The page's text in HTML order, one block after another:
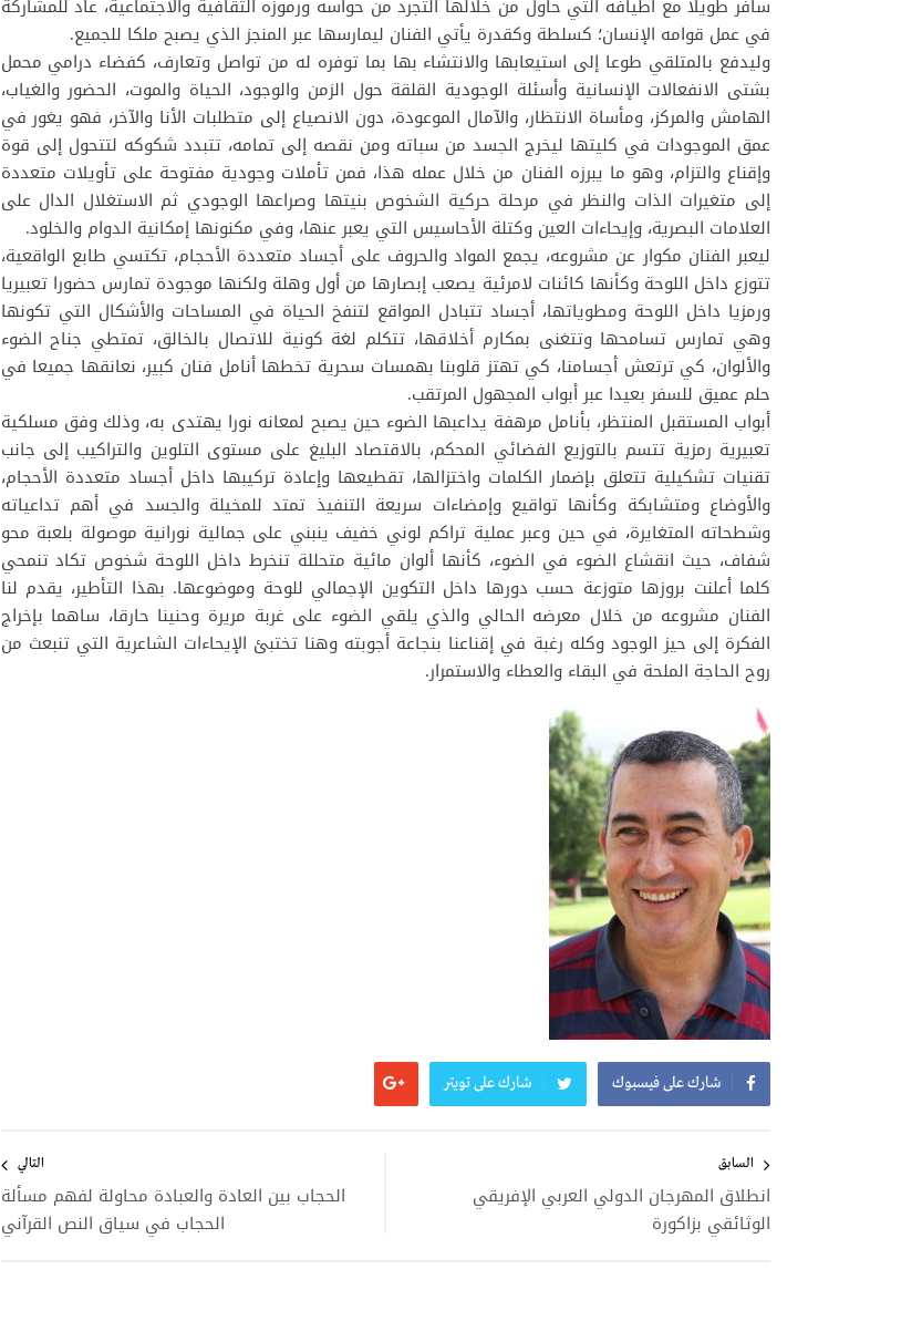
سافر طويلا مع أطيافه التي حاول من خلالها التجرد من حواسه ورموزه الثقافية والاجتماعية، عاد للمشاركة
في عمل قوامه الإنسان؛ كسلطة وكقدرة يأتي الفنان ليمارسها عبر المنجز الذي يصبح ملكا للجميع.
وليدفع بالمتلقي طوعا إلى استيعابها والانتشاء بها بما توفره له من تواصل وتعارف، كفضاء درامي محمل
بشتى الانفعالات الإنسانية وأسئلة الوجودية القلقة حول الزمن والوجود، الحياة والموت، الحضور والغياب،
الهامش والمركز، ومأساة الانتظار، والآمال الموعودة، دون الانصياع إلى متطلبات الأنا والآخر، فهو يغور في
عمق الموجودات في كليتها ليخرج الجسد من سباته ومن نقصه إلى تمامه، تتبدد شكوكه لتتحول إلى قوة
وإقناع والتزام، وهو ما يبرزه الفنان من خلال عمله هذا، فمن تأملات وجودية مفتوحة على تأويلات متعددة
إلى متغيرات الذات والنظر في مرحلة حركية الشخوص بنيتها وصراعها الوجودي ثم الاستغلال الدال على
العلامات البصرية، وإيحاءات العين وكتلة الأحاسيس التي يعبر عنها، وفي مكنونها إمكانية الدوام والخلود.
ليعبر الفنان مكوار عن مشروعه، يجمع المواد والحروف على أجساد متعددة الأحجام، تكتسي طابع الواقعية،
تتوزع داخل اللوحة وكأنها كائنات لامرئية يصعب إبصارها من أول وهلة ولكنها موجودة تمارس حضورا تعبيريا
ورمزيا داخل اللوحة ومطوياتها، أجساد تتبادل المواقع لتنفخ الحياة في المساحات والأشكال التي تكونها
وهي تمارس تسامحها وتتغنى بمكارم أخلاقها، تتكلم لغة كونية للاتصال بالخالق، تمتطي جناح الضوء
والألوان، كي ترتعش أجسامنا، كي تهتز قلوبنا بهمسات سحرية تخطها أنامل فنان كبير، نعانقها جميعا في
حلم عميق للسفر بعيدا عبر أبواب المجهول المرتقب.
أبواب المستقبل المنتظر، بأنامل مرهفة يداعبها الضوء حين يصبح لمعانه نورا يهتدى به، وذلك وفق مسلكية
تعبيرية رمزية تتسم بالتوزيع الفضائي المحكم، بالاقتصاد البليغ على مستوى التلوين والتراكيب إلى جانب
تقنيات تشكيلية تتعلق بإضمار الكلمات واختزالها، تقطيعها وإعادة تركيبها داخل أجساد متعددة الأحجام،
والأوضاع ومتشابكة وكأنها تواقيع وإمضاءات سريعة التنفيذ تمتد للمخيلة والجسد في أهم تداعياته
وشطحاته المتغايرة، في حين وعبر عملية تراكم لوني خفيف ينبني على جمالية نورانية موصولة بلعبة محو
شفاف، حيث انقشاع الضوء في الضوء، كأنها ألوان مائية متحللة تنخرط داخل اللوحة شخوص تكاد تنمحي
كلما أعلنت بروزها متوزعة حسب دورها داخل التكوين الإجمالي للوحة وموضوعها. بهذا التأطير، يقدم لنا
الفنان مشروعه من خلال معرضه الحالي والذي يلقي الضوء على غربة مريرة وحنينا حارقا، ساهما بإخراج
الفكرة إلى حيز الوجود وكله رغبة في إقناعنا بنجاعة أجوبته وهنا تختبئ الإيحاءات الشاعرية التي تنبعث من
روح الحاجة الملحة في البقاء والعطاء والاستمرار.
شارك على فيسبوك شارك على تويتر
المقالات
السابق
انطلاق المهرجان الدولي العربي الإفريقي
الوثائقي بزاكورة
التالي
الحجاب بين العادة والعبادة محاولة لفهم مسألة
الحجاب في سياق النص القرآني